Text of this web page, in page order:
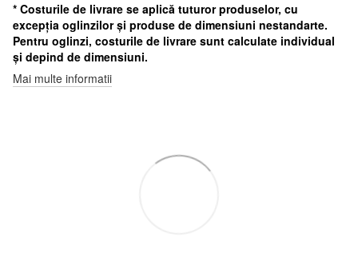
* Costurile de livrare se aplică tuturor produselor, cu
excepția oglinzilor și produse de dimensiuni nestandarte.
Pentru oglinzi, costurile de livrare sunt calculate individual
și depind de dimensiuni.
Mai multe informatii